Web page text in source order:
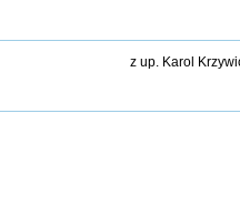
z up. Karol